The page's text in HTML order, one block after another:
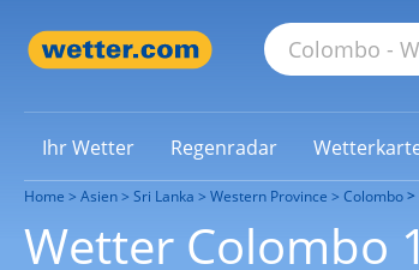
Ihr Wetter Regenradar
Home Asien Sri Lanka Western Province Colombo
Wetter Colombo